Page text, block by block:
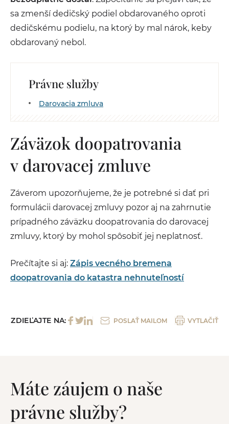
sa zmenší dedičský podiel obdarovaného oproti
dedičskému podielu, na ktorý by mal nárok, keby
obdarovaný nebol.
Právne služby
Darovacia zmluva
Záväzok doopatrovania
v darovacej zmluve
Záverom upozorňujeme, že je potrebné si dať pri
formulácii darovacej zmluvy pozor aj na zahrnutie
prípadného záväzku doopatrovania do darovacej
zmluvy, ktorý by mohol spôsobiť jej neplatnosť.
Prečítajte si aj: Zápis vecného bremena
doopatrovania do katastra nehnuteľností
ZDIEĽAJTE NA: POSLAŤ MAILOM VYTLAČIŤ
Máte záujem o naše
právne služby?